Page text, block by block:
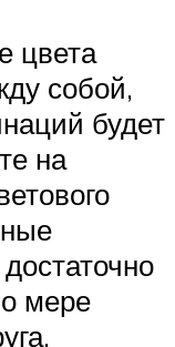
цвета
собой,
будет
на
мере